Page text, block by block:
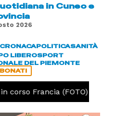
in Cuneo e
2026
CRONACAPOLITICASANITÀ
LIBEROSPORT
DEL PIEMONTE
Francia (FOTO)